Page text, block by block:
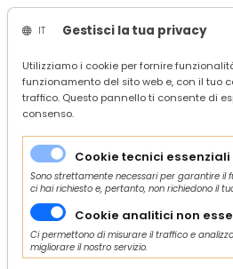
/ Confindustria
/ Servizi
/ Economia
PNRR - "Facility Parco Agrisolare" - Apertura
VENERDÌ 27
IT Gestisci la tua privacy
Utilizziamo i cookie per fornire
funzionamento del sito web e, con il tuo
traffico. Questo pannello ti consente di
consenso.
Cookie tecnici essenziali
Sono strettamente necessari per garantire il
ci hai richiesto e, pertanto, non richiedono il
Cookie analitici non
Ci permettono di misurare il traffico e
migliorare il nostro servizio.